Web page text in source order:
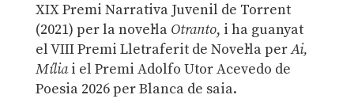
XIX Premi Narrativa Juvenil de Torrent
(2021) per la novel·la Otranto, i ha guanyat
el VIII Premi Lletraferit de Novel·la perAi,
Míliai el Premi Adolfo Utor Acevedo de
Poesia 2026 per Blanca de saia.